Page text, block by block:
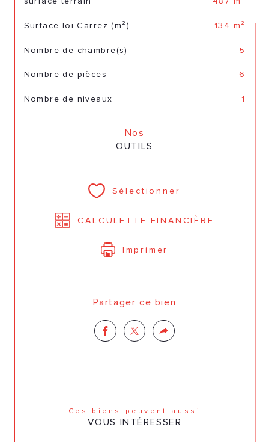
Surface loi Carrez (m²) 134 m²
Nombre de chambre(s) 5
Nombre de pièces 6
Nombre de niveaux 1
Nos
OUTILS
Sélectionner
CALCULETTE FINANCIÈRE
Imprimer
Partager ce bien
Ces biens peuvent aussi
VOUS INTÉRESSER